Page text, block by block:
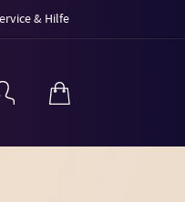
& Hilfe